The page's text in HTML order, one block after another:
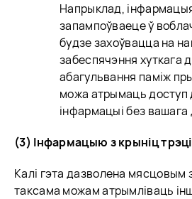
Напрыклад,
запампоўваеце ў
будзе захоўвацца на
забеспячэння хуткага
абагульвання паміж
можа атрымаць доступ
інфармацыі без вашага
(3) Інфармацыю з крыніц
Калі гэта дазволена
таксама можам атрымліваць